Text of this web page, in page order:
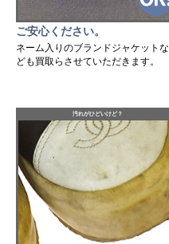
ご安心ください。
ネーム入りのブランドジャケットな
ども買取らさせていただきます。
汚れがひどいけど？